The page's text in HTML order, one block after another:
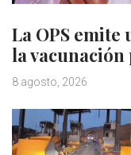
La OPS
la
8 agosto, 2026